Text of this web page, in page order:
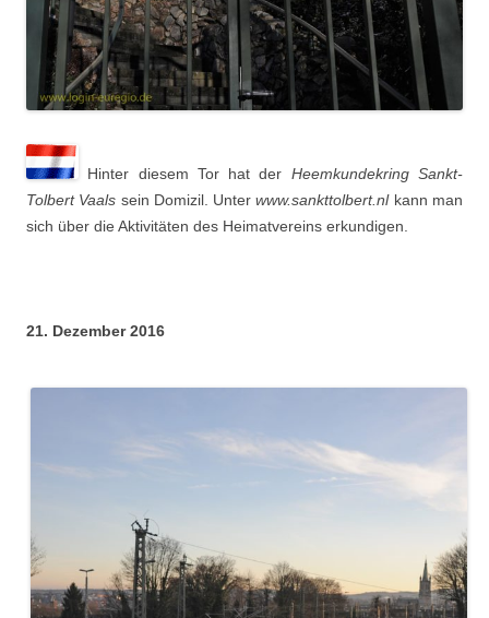
Hinter diesem Tor hat der Heemkundekring Sankt-
Tolbert Vaals sein Domizil. Unterwww.sankttolbert.nl kann man
sich über die Aktivitäten des Heimatvereins erkundigen.
21. Dezember 2016